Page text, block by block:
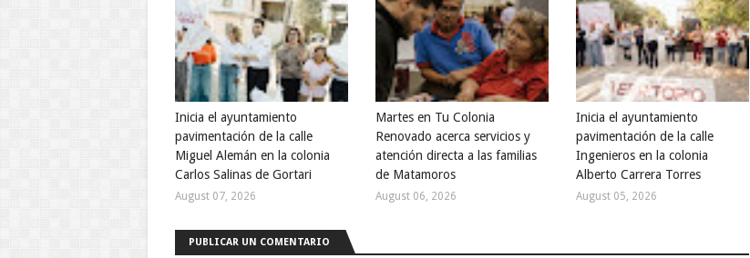
Inicia el ayuntamiento
pavimentación de la calle
Miguel Alemán en la colonia
Carlos Salinas de Gortari
August 07, 2026
Martes en Tu Colonia
Renovado acerca servicios y
atención directa a las familias
de Matamoros
August 06, 2026
Inicia el ayuntamiento
pavimentación de la calle
Ingenieros en la colonia
Alberto Carrera Torres
August 05, 2026
PUBLICAR UN COMENTARIO